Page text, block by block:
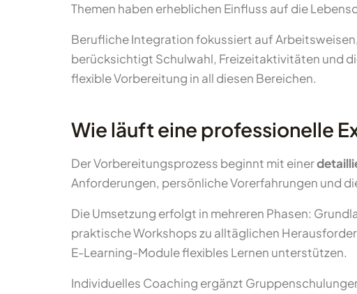
Themen haben erheblichen Einfluss auf die
Berufliche Integration fokussiert auf
berücksichtigt Schulwahl, Freizeitaktivitäten und
flexible Vorbereitung in all diesen Bereichen.
Wie läuft eine professionelle
Der Vorbereitungsprozess beginnt mit einer
Anforderungen, persönliche Vorerfahrungen und
Die Umsetzung erfolgt in mehreren Phasen:
praktische Workshops zu alltäglichen
E-Learning-Module flexibles Lernen unterstützen.
Individuelles Coaching ergänzt